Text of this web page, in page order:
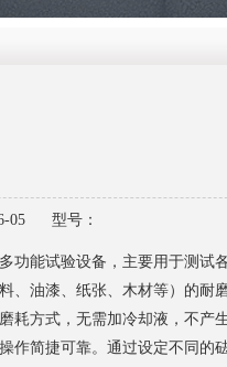
05 型号：
功能试验设备，主要用于测试
、油漆、纸张、木材等）的耐
耗方式，无需加冷却液，不产
作简捷可靠。通过设定不同的